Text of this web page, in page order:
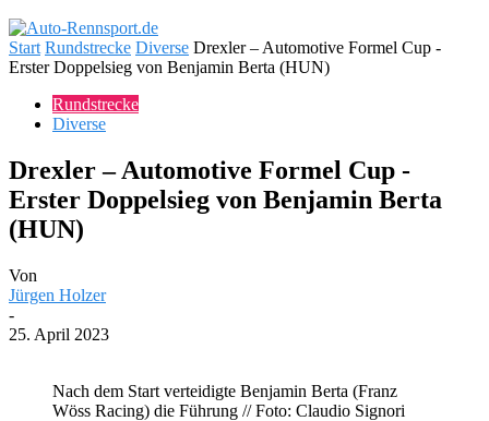
Start Rundstrecke Diverse Drexler – Automotive Formel Cup -
Erster Doppelsieg von Benjamin Berta (HUN)
Rundstrecke
Diverse
Drexler – Automotive Formel Cup -
Erster Doppelsieg von Benjamin Berta
(HUN)
Von
Jürgen Holzer
-
25. April 2023
Nach dem Start verteidigte Benjamin Berta (Franz
Wöss Racing) die Führung // Foto: Claudio Signori